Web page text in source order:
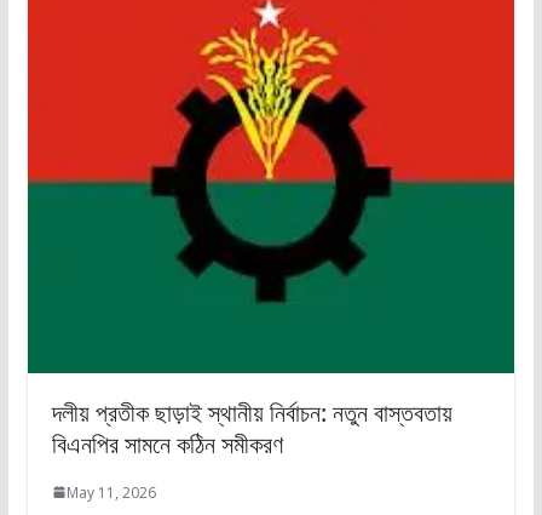
দলীয় প্রতীক ছাড়াই স্থানীয় নির্বাচন: নতুন বাস্তবতায়
বিএনপির সামনে কঠিন সমীকরণ
May 11, 2026